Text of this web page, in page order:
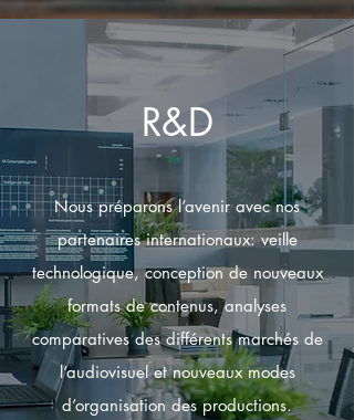
R&D
Nous préparons l’avenir avec nos
partenaires internationaux: veille
technologique, conception de nouveaux
formats de contenus, analyses
comparatives des différents marchés de
l’audiovisuel et nouveaux modes
d’organisation des productions.